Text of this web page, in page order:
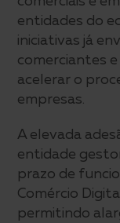
entidades do
iniciativas já
comerciantes
acelerar o
empresas.
A elevada
entidade
prazo de
Comércio
permitindo